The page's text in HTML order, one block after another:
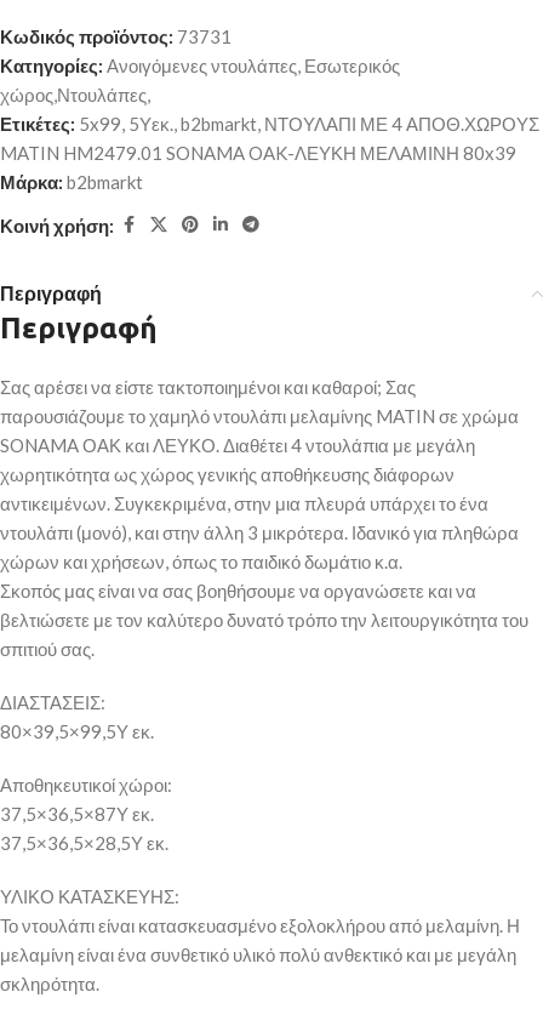
Κωδικός προϊόντος: 73731
Κατηγορίες: Ανοιγόμενες ντουλάπες, Εσωτερικός
χώρος,Ντουλάπες,
Ετικέτες: 5x99, 5Υεκ.,b2bmarkt, ΝΤΟΥΛΑΠΙ ΜΕ 4 ΑΠΟΘ.ΧΩΡΟΥΣ
MATIN HM2479.01 SONAMA OAK-ΛΕΥΚΗ ΜΕΛΑΜΙΝΗ 80x39
Μάρκα: b2bmarkt
Κοινή χρήση:
Περιγραφή
Περιγραφή
Σας αρέσει να είστε τακτοποιημένοι και καθαροί; Σας
παρουσιάζουμε το χαμηλό ντουλάπι μελαμίνης MATIN σε χρώμα
SONAMA ΟΑΚ και ΛΕΥΚΟ. Διαθέτει 4 ντουλάπια με μεγάλη
χωρητικότητα ως χώρος γενικής αποθήκευσης διάφορων
αντικειμένων. Συγκεκριμένα, στην μια πλευρά υπάρχει το ένα
ντουλάπι (μονό), και στην άλλη 3 μικρότερα. Ιδανικό για πληθώρα
χώρων και χρήσεων, όπως το παιδικό δωμάτιο κ.α.
Σκοπός μας είναι να σας βοηθήσουμε να οργανώσετε και να
βελτιώσετε με τον καλύτερο δυνατό τρόπο την λειτουργικότητα του
σπιτιού σας.
ΔΙΑΣΤΑΣΕΙΣ:
80×39,5×99,5Υ εκ.
Αποθηκευτικοί χώροι:
37,5×36,5×87Υ εκ.
37,5×36,5×28,5Υ εκ.
ΥΛΙΚΟ ΚΑΤΑΣΚΕΥΗΣ:
Το ντουλάπι είναι κατασκευασμένο εξολοκλήρου από μελαμίνη. Η
μελαμίνη είναι ένα συνθετικό υλικό πολύ ανθεκτικό και με μεγάλη
σκληρότητα.